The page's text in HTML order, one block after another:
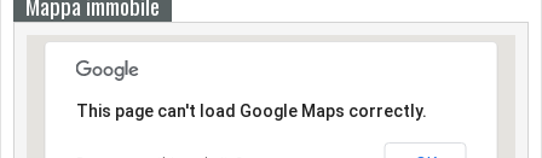
This page can't load Google Maps correctly.